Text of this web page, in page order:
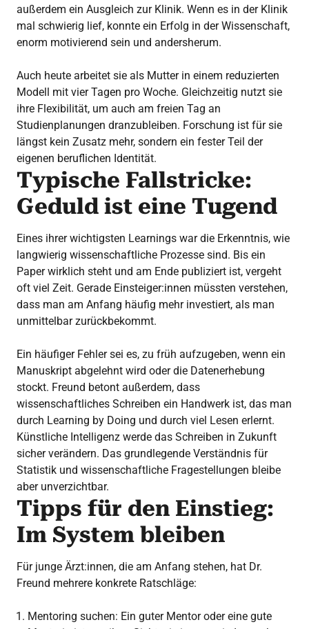
außerdem ein Ausgleich zur Klinik. Wenn es in der Klinik
mal schwierig lief, konnte ein Erfolg in der Wissenschaft,
enorm motivierend sein und andersherum.
Auch heute arbeitet sie als Mutter in einem reduzierten
Modell mit vier Tagen pro Woche. Gleichzeitig nutzt sie
ihre Flexibilität, um auch am freien Tag an
Studienplanungen dranzubleiben. Forschung ist für sie
längst kein Zusatz mehr, sondern ein fester Teil der
eigenen beruflichen Identität.
Typische Fallstricke:
Geduld ist eine Tugend
Eines ihrer wichtigsten Learnings war die Erkenntnis, wie
langwierig wissenschaftliche Prozesse sind. Bis ein
Paper wirklich steht und am Ende publiziert ist, vergeht
oft viel Zeit. Gerade Einsteiger:innen müssten verstehen,
dass man am Anfang häufig mehr investiert, als man
unmittelbar zurückbekommt.
Ein häufiger Fehler sei es, zu früh aufzugeben, wenn ein
Manuskript abgelehnt wird oder die Datenerhebung
stockt. Freund betont außerdem, dass
wissenschaftliches Schreiben ein Handwerk ist, das man
durch Learning by Doing und durch viel Lesen erlernt.
Künstliche Intelligenz werde das Schreiben in Zukunft
sicher verändern. Das grundlegende Verständnis für
Statistik und wissenschaftliche Fragestellungen bleibe
aber unverzichtbar.
Tipps für den Einstieg:
Im System bleiben
Für junge Ärzt:innen, die am Anfang stehen, hat Dr.
Freund mehrere konkrete Ratschläge:
Mentoring suchen: Ein guter Mentor oder eine gute